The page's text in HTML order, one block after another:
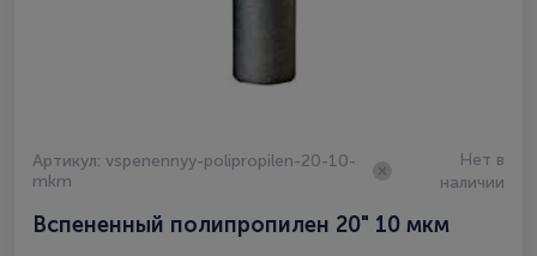
Артикул: vspenennyy-polipropilen-20-10-
mkm
Нет в
наличии
Вспененный полипропилен 20" 10 мкм